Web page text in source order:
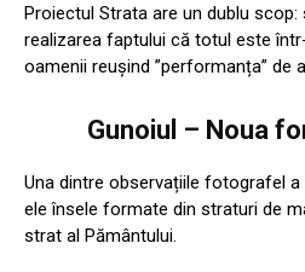
Proiectul Strata are un dublu
realizarea faptului că totul este
oamenii reușind ”performanța” de
Gunoiul – Noua
Una dintre observațiile fotografel
ele însele formate din straturi de
strat al Pământului.